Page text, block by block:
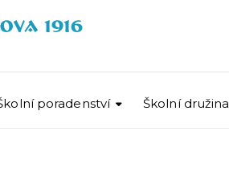
poradenství Školní družina